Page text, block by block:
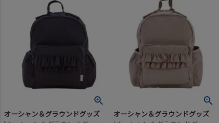
オーシャン＆グラウンドグッズ オーシャン＆グラウンドグッズ